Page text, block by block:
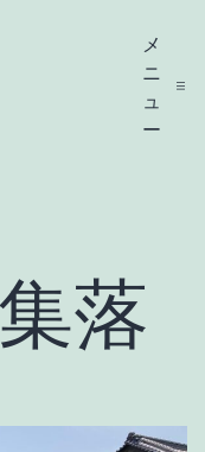
メ
ニ
ュ
ー
落